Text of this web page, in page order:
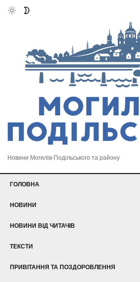
Новини Могилів-Подільського та району
ГОЛОВНА
НОВИНИ
НОВИНИ ВІД ЧИТАЧІВ
ТЕКСТИ
ПРИВІТАННЯ ТА ПОЗДОРОВЛЕННЯ